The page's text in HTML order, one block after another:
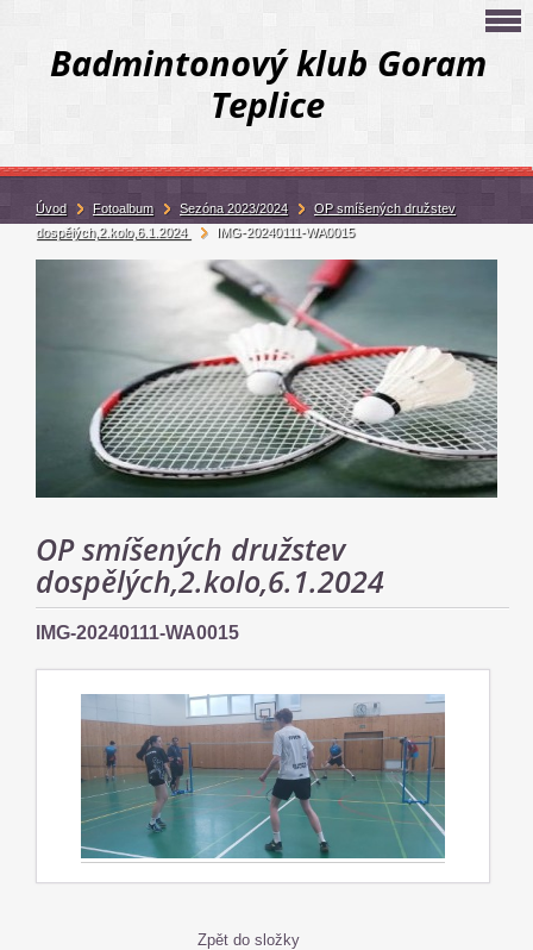
Badmintonový klub Goram
Teplice
OP smíšených družstev
dospělých,2.kolo,6.1.2024
IMG-20240111-WA0015
Zpět do složky
Úvod Fotoalbum Sezóna 2023/2024
OP smíšených družstev
dospělých,2.kolo,6.1.2024
IMG-20240111-WA0015